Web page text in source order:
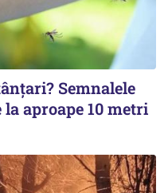
Semnalele
aproape 10 metri